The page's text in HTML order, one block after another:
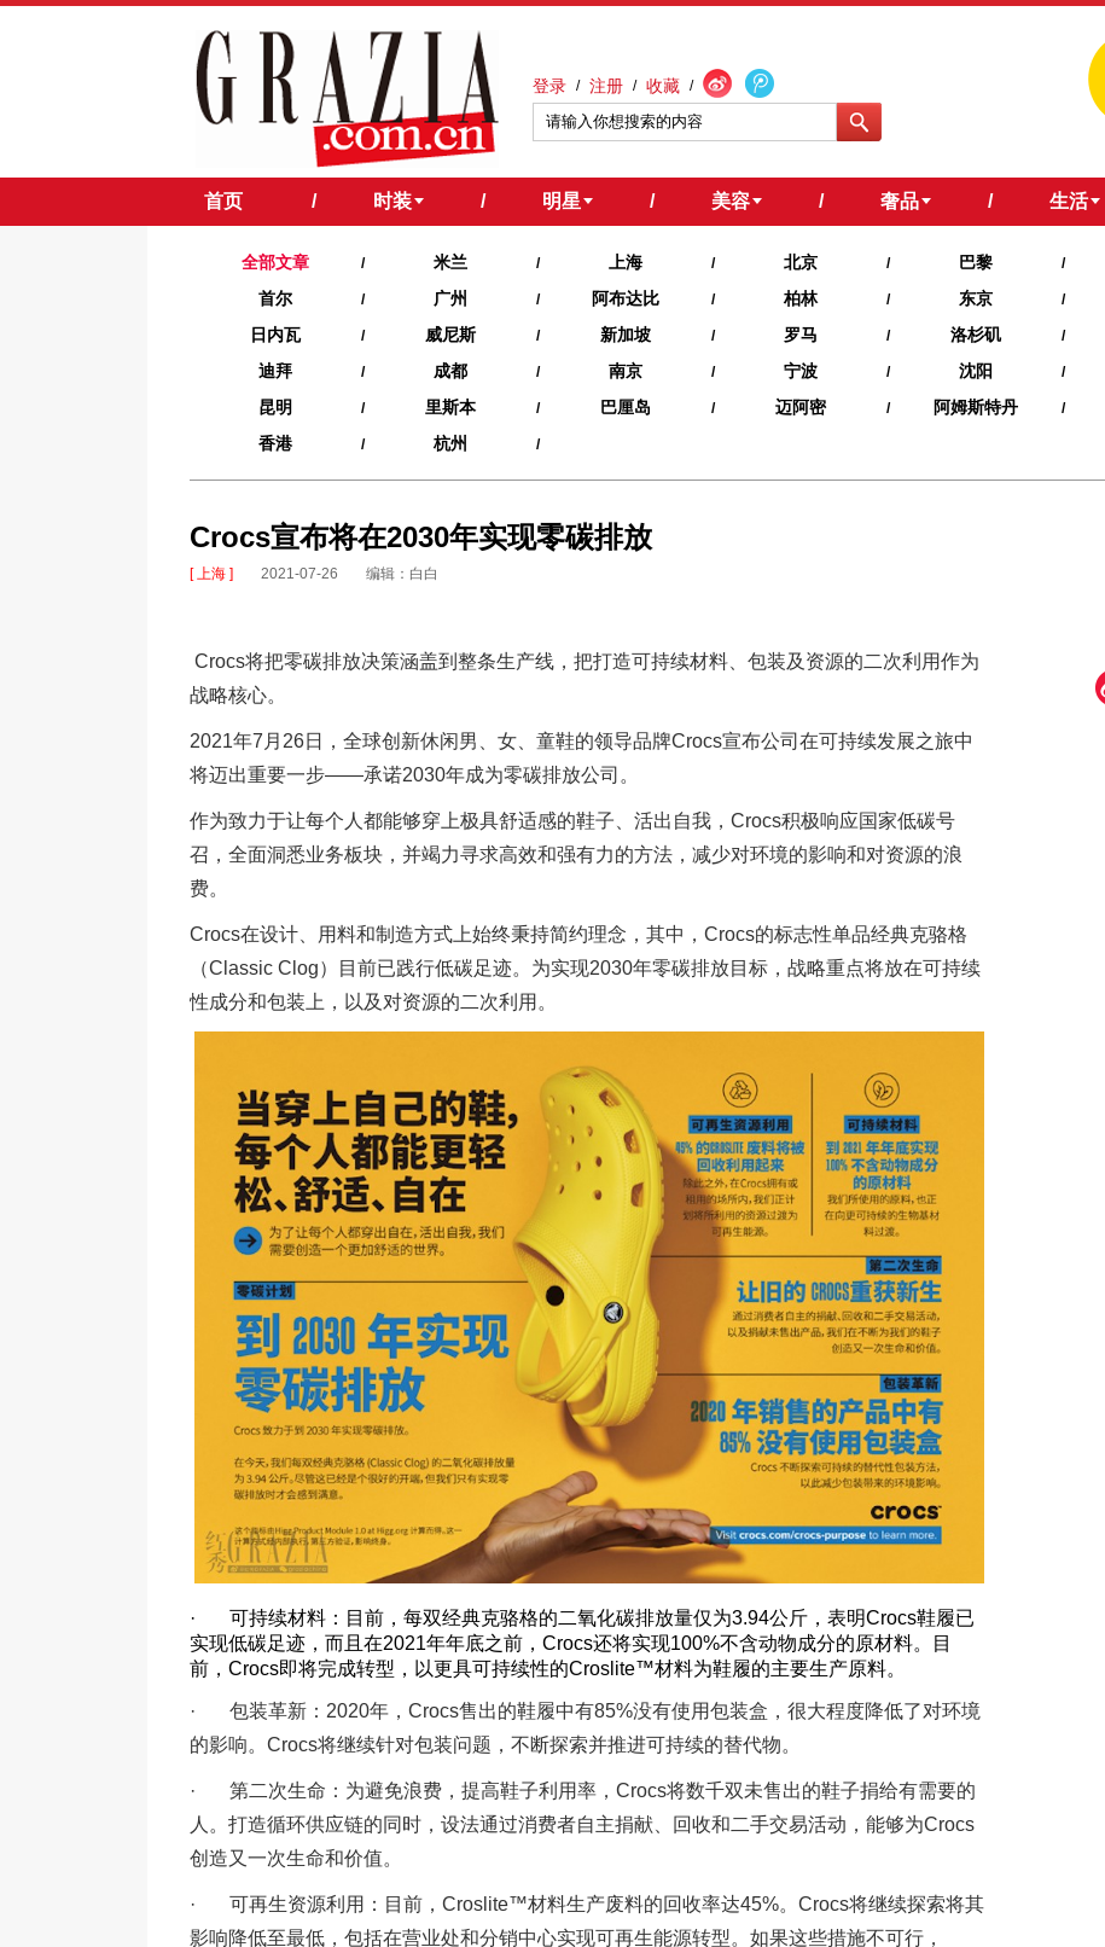
登录 / 注册 / 收藏 /
首页 / 时装 / 明星 / 美容 / 奢品 / 生活
全部文章 / 米兰 / 上海 / 北京 / 巴黎 /
首尔 / 广州 / 阿布达比 / 柏林 / 东京 /
日内瓦 / 威尼斯 / 新加坡 / 罗马 / 洛杉矶 /
迪拜 / 成都 / 南京 / 宁波 / 沈阳 /
昆明 / 里斯本 / 巴厘岛 / 迈阿密 / 阿姆斯特丹 /
香港 / 杭州 /
Crocs宣布将在2030年实现零碳排放
[ 上海 ] 2021-07-26 编辑：白白
Crocs将把零碳排放决策涵盖到整条生产线，把打造可持续材料、包装及资源的二次利用作为
战略核心。
2021年7月26日，全球创新休闲男、女、童鞋的领导品牌Crocs宣布公司在可持续发展之旅中
将迈出重要一步——承诺2030年成为零碳排放公司。
作为致力于让每个人都能够穿上极具舒适感的鞋子、活出自我，Crocs积极响应国家低碳号
召，全面洞悉业务板块，并竭力寻求高效和强有力的方法，减少对环境的影响和对资源的浪
费。
Crocs在设计、用料和制造方式上始终秉持简约理念，其中，Crocs的标志性单品经典克骆格
（Classic Clog）目前已践行低碳足迹。为实现2030年零碳排放目标，战略重点将放在可持续
性成分和包装上，以及对资源的二次利用。
· 可持续材料：目前，每双经典克骆格的二氧化碳排放量仅为3.94公斤，表明Crocs鞋履已
实现低碳足迹，而且在2021年年底之前，Crocs还将实现100%不含动物成分的原材料。目
前，Crocs即将完成转型，以更具可持续性的Croslite™材料为鞋履的主要生产原料。
· 包装革新：2020年，Crocs售出的鞋履中有85%没有使用包装盒，很大程度降低了对环境
的影响。Crocs将继续针对包装问题，不断探索并推进可持续的替代物。
· 第二次生命：为避免浪费，提高鞋子利用率，Crocs将数千双未售出的鞋子捐给有需要的
人。打造循环供应链的同时，设法通过消费者自主捐献、回收和二手交易活动，能够为Crocs
创造又一次生命和价值。
· 可再生资源利用：目前，Croslite™材料生产废料的回收率达45%。Crocs将继续探索将其
影响降低至最低，包括在营业处和分销中心实现可再生能源转型。如果这些措施不可行，